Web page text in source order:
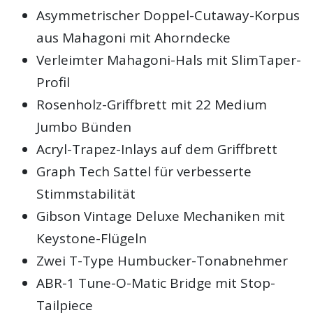
Asymmetrischer Doppel-Cutaway-Korpus
aus Mahagoni mit Ahorndecke
Verleimter Mahagoni-Hals mit SlimTaper-
Profil
Rosenholz-Griffbrett mit 22 Medium
Jumbo Bünden
Acryl-Trapez-Inlays auf dem Griffbrett
Graph Tech Sattel für verbesserte
Stimmstabilität
Gibson Vintage Deluxe Mechaniken mit
Keystone-Flügeln
Zwei T-Type Humbucker-Tonabnehmer
ABR-1 Tune-O-Matic Bridge mit Stop-
Tailpiece